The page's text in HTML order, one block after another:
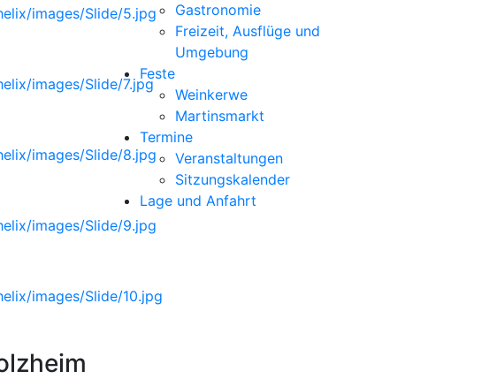
Gastronomie
Freizeit, Ausflüge und
Umgebung
Feste
Weinkerwe
Martinsmarkt
Termine
Veranstaltungen
Sitzungskalender
Lage und Anfahrt
images/Slide/5.jpg
images/Slide/7.jpg
images/Slide/8.jpg
images/Slide/9.jpg
images/Slide/10.jpg